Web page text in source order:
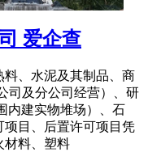
爱企查
、水泥及其制品、商
司及分公司经营）、研
内建实物堆场）、石
目、后置许可项目凭
材料、塑料